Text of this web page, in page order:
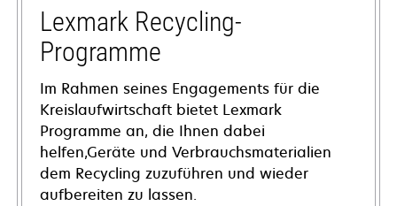
Registerkarte
geöffnet
Lexmark Recycling-
Programme
Im Rahmen seines Engagements für die
Kreislaufwirtschaft bietet Lexmark
Programme an, die Ihnen dabei
helfen,Geräte und Verbrauchsmaterialien
dem Recycling zuzuführen und wieder
aufbereiten zu lassen.